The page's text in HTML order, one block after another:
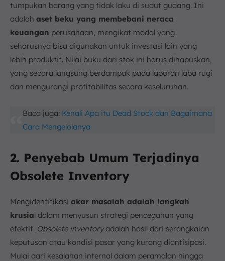
tumpukan barang yang tidak laku di sudut gudang. Ini
adalah aset beku yang membebani neraca
keuangan perusahaan, mengikat modal yang
seharusnya bisa digunakan untuk investasi lain yang
lebih produktif. Nilai buku dari stok ini harus dihapuskan,
yang secara langsung berdampak pada laporan laba rugi
dan mengurangi profitabilitas secara keseluruhan.
Baca juga: Kenali Apa itu Dead Stock dan Bagaimana
Cara Mengelolanya
2. Penyebab Umum Terjadinya
Obsolete Inventory
Mengidentifikasi akar masalah adalah langkah
krusial dalam menyusun strategi pencegahan yang
efektif. Obsolete inventoryadalah hasil dari serangkaian
keputusan atau kondisi pasar yang kurang diantisipasi.
Mulai dari kesalahan internal dalam peramalan hingga